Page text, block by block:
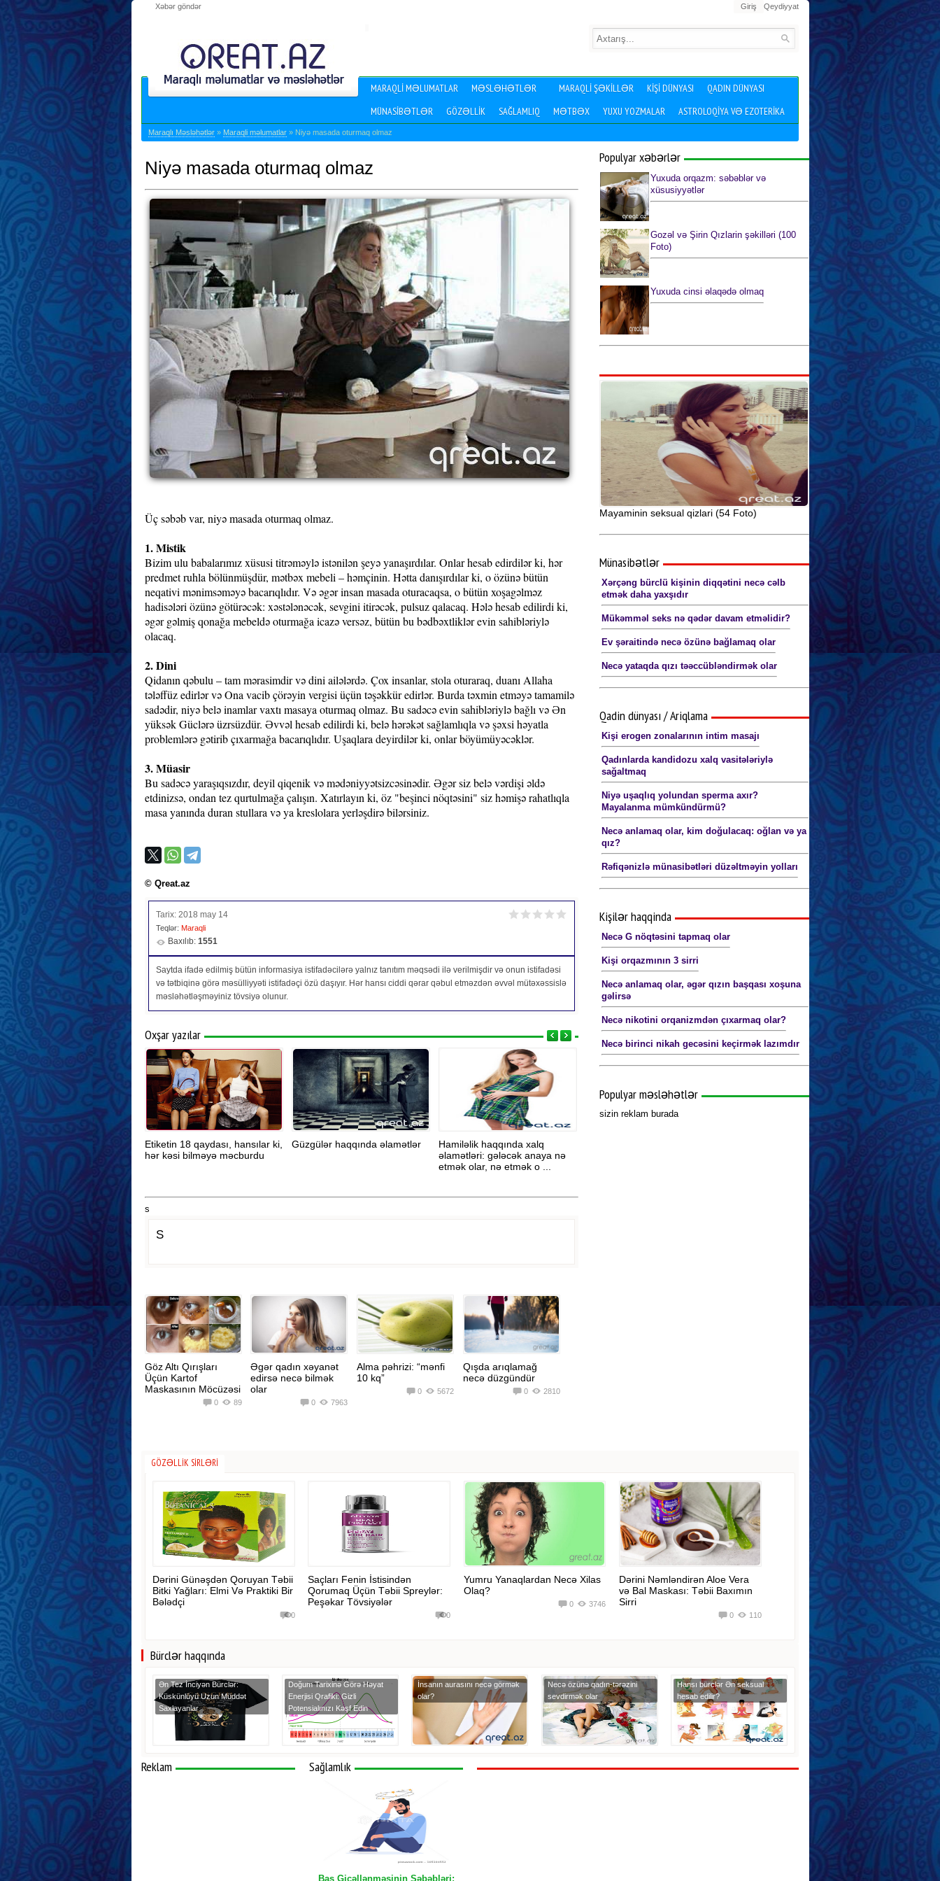
Xəbər göndər Qeydiyyat
Giriş
MARAQLI MƏLUMATLAR MƏSLƏHƏTLƏR MARAQLI ŞƏKILLƏR KIŞI DÜNYASI
QADIN DÜNYASI
MÜNASIBƏTLƏR
GÖZƏLLIK SAĞLAMLIQ MƏTBƏX YUXU YOZMALAR ASTROLOQIYA VƏ EZOTERIKA
Maraqlı Məsləhətlər » Maraqli məlumatlar » Niyə masada oturmaq olmaz
Niyə masada oturmaq olmaz
Üç səbəb var, niyə masada oturmaq olmaz.
1. Mistik
Bizim ulu babalarımız xüsusi titrəməylə istənilən şeyə yanaşırdılar. Onlar hesab edirdilər ki, hər
predmet ruhla bölünmüşdür, mətbəx mebeli – həmçinin. Hətta danışırdılar ki, o özünə bütün
neqativi mənimsəməyə bacarıqlıdır. Və əgər insan masada oturacaqsa, o bütün xoşagəlməz
hadisələri özünə götürəcək: xəstələnəcək, sevgini itirəcək, pulsuz qalacaq. Hələ hesab edilirdi ki,
əgər gəlmiş qonağa mebeldə oturmağa icazə versəz, bütün bu bədbəxtliklər evin sahibləriylə
olacaq.
2. Dini
Qidanın qəbulu – tam mərasimdir və dini ailələrdə. Çox insanlar, stola oturaraq, duanı Allaha
tələffüz edirlər və Ona vacib çörəyin vergisi üçün təşəkkür edirlər. Burda təxmin etməyə tamamilə
sadədir, niyə belə inamlar vaxtı masaya oturmaq olmaz. Bu sadəcə evin sahibləriylə bağlı və Ən
yüksək Güclərə üzrsüzdür. Əvvəl hesab edilirdi ki, belə hərəkət sağlamlıqla və şəxsi həyatla
problemlərə gətirib çıxarmağa bacarıqlıdır. Uşaqlara deyirdilər ki, onlar böyümüyəcəklər.
3. Müasir
Bu sadəcə yaraşıqsızdır, deyil qiqenik və mədəniyyətsizcəsinədir. Əgər siz belə vərdişi əldə
etdinizsə, ondan tez qurtulmağa çalışın. Xatırlayın ki, öz "beşinci nöqtəsini" siz həmişə rahatlıqla
masa yanında duran stullara və ya kreslolara yerləşdirə bilərsiniz.
© Qreat.az
Tarix: 2018 may 14
Teqlər: Maraqli
Baxılıb: 1551
Saytda ifadə edilmiş bütün informasiya istifadəcilərə yalnız tanıtım məqsədi ilə verilmişdir və onun istifadəsi
və tətbiqinə görə məsülliyyəti istifadəçi özü daşıyır. Hər hansı ciddi qərar qəbul etməzdən əvvəl mütəxəssislə
məsləhətləşməyiniz tövsiyə olunur.
Oxşar yazılar
Etiketin 18 qaydası, hansılar ki,
hər kəsi bilməyə məcburdu
Güzgülər haqqında əlamətlər
Hamiləlik haqqında xalq
əlamətləri: gələcək anaya nə
etmək olar, nə etmək o ...
s
S
Göz Altı Qırışları
Üçün Kartof
Maskasının Möcüzəsi
89
0
Əgər qadın xəyanət
edirsə necə bilmək
olar
7963
0
Alma pəhrizi: “mənfi
10 kq”
5672
0
Qışda arıqlamağ
necə düzgündür
2810
0
Populyar xəbərlər
Yuxuda orqazm: səbəblər və
xüsusiyyətlər
Gozəl və Şirin Qızlarin şəkilləri (100
Foto)
Yuxuda cinsi əlaqədə olmaq
Seksual sağlamlıq və idman
Seks yuxularının mənasını siz də
öyrənin
Anal seks pozaları (şəkillərlə) 18+
Mayaminin seksual qizlari (54 Foto)
Münasibətlər
Xərçəng bürclü kişinin diqqətini necə cəlb
etmək daha yaxşıdır
Mükəmməl seks nə qədər davam etməlidir?
Ev şəraitində necə özünə bağlamaq olar
Necə yataqda qızı təəccübləndirmək olar
Qadin dünyası / Ariqlama
Kişi erogen zonalarının intim masajı
Qadınlarda kandidozu xalq vasitələriylə
sağaltmaq
Niyə uşaqlıq yolundan sperma axır?
Mayalanma mümkündürmü?
Necə anlamaq olar, kim doğulacaq: oğlan və ya
qız?
Rəfiqənizlə münasibətləri düzəltməyin yolları
Kişilər haqqinda
Necə G nöqtəsini tapmaq olar
Kişi orqazmının 3 sirri
Necə anlamaq olar, əgər qızın başqası xoşuna
gəlirsə
Necə nikotini orqanizmdən çıxarmaq olar?
Necə birinci nikah gecəsini keçirmək lazımdır
Populyar məsləhətlər
sizin reklam burada
GÖZƏLLIK SIRLƏRI
Dərini Günəşdən Qoruyan Təbii
Bitki Yağları: Elmi Və Praktiki Bir
Bələdçi
0
Saçları Fenin İstisindən
Qorumaq Üçün Təbii Spreylər:
Peşəkar Tövsiyələr
0
Yumru Yanaqlardan Necə Xilas
Olaq?
3746
0
Dərini Nəmləndirən Aloe Vera
və Bal Maskası: Təbii Baxımın
Sirri
110
0
Bürclər haqqında
Ən Tez İnciyən Bürclər:
Küskünlüyü Uzun Müddət
Saxlayanlar
Doğum Tarixinə Görə Həyat
Enerjisi Qrafiki: Gizli
Potensialınızı Kəşf Edin
İnsanın aurasını necə görmək
olar?
Necə özünə qadın-tərəzini
sevdirmək olar
Hansı bürclər Ən seksual
hesab edilir?
Reklam Sağlamlık
Baş Gicəllənməsinin Səbəbləri: